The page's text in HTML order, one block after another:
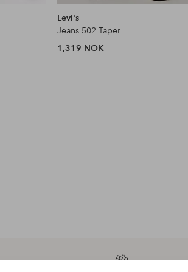
lignende
Levi's
Jeans 502 Taper
1,319 NOK